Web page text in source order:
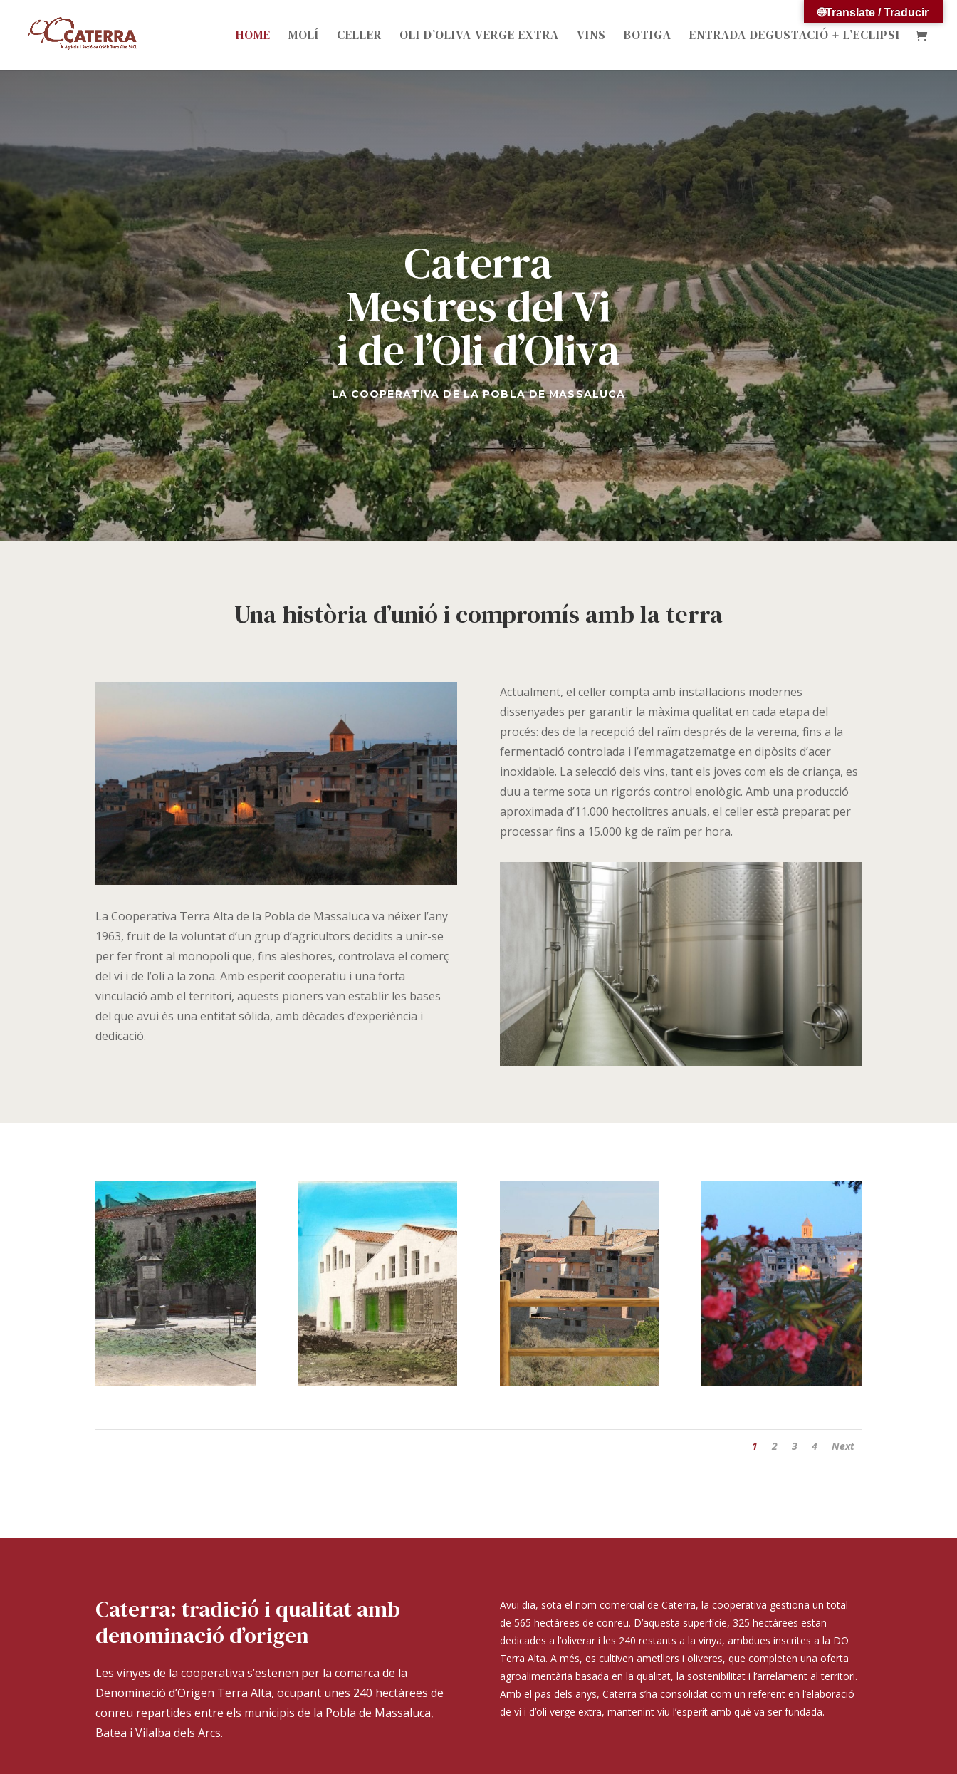
HOME MOLÍ CELLER OLI D’OLIVA VERGE EXTRA VINS BOTIGA ENTRADA DEGUSTACIÓ + L’ECLIPSI
Caterra
Mestres del Vi
i de l’Oli d’Oliva
LA COOPERATIVA DE LA POBLA DE MASSALUCA
Una història d’unió i compromís amb la terra
La Cooperativa Terra Alta de la Pobla de Massaluca va néixer l’any
1963, fruit de la voluntat d’un grup d’agricultors decidits a unir-se
per fer front al monopoli que, fins aleshores, controlava el comerç
del vi i de l’oli a la zona. Amb esperit cooperatiu i una forta
vinculació amb el territori, aquests pioners van establir les bases
del que avui és una entitat sòlida, amb dècades d’experiència i
dedicació.
Actualment, el celler compta amb instal·lacions modernes
dissenyades per garantir la màxima qualitat en cada etapa del
procés: des de la recepció del raïm després de la verema, fins a la
fermentació controlada i l’emmagatzematge en dipòsits d’acer
inoxidable. La selecció dels vins, tant els joves com els de criança, es
duu a terme sota un rigorós control enològic. Amb una producció
aproximada d’11.000 hectolitres anuals, el celler està preparat per
processar fins a 15.000 kg de raïm per hora.
1 2 3 4 Next
Caterra: tradició i qualitat amb
denominació d’origen
Les vinyes de la cooperativa s’estenen per la comarca de la
Denominació d’Origen Terra Alta, ocupant unes 240 hectàrees de
conreu repartides entre els municipis de la Pobla de Massaluca,
Batea i Vilalba dels Arcs.
Avui dia, sota el nom comercial de Caterra, la cooperativa gestiona un total
de 565 hectàrees de conreu. D’aquesta superfície, 325 hectàrees estan
dedicades a l’oliverar i les 240 restants a la vinya, ambdues inscrites a la DO
Terra Alta. A més, es cultiven ametllers i oliveres, que completen una oferta
agroalimentària basada en la qualitat, la sostenibilitat i l’arrelament al territori.
Amb el pas dels anys, Caterra s’ha consolidat com un referent en l’elaboració
de vi i d’oli verge extra, mantenint viu l’esperit amb què va ser fundada.
🌐Translate / Traducir